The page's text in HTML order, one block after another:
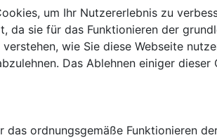
um Ihr Nutzererlebnis zu
da sie für das Funktionieren der
wie Sie diese Webseite
Das Ablehnen einiger
ordnungsgemäße Funktionieren